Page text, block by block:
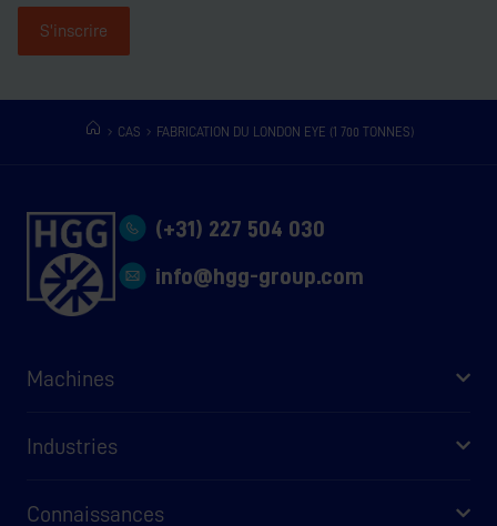
S'inscrire
CAS FABRICATION DU LONDON EYE (1 700 TONNES)
(+31) 227 504 030
info@hgg-group.com
Machines
Industries
Connaissances